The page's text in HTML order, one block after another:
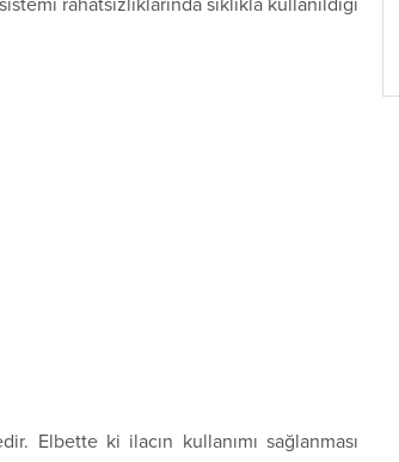
rahatsızlıklarında sıklıkla kullanıldığı
Elbette ki ilacın kullanımı sağlanması